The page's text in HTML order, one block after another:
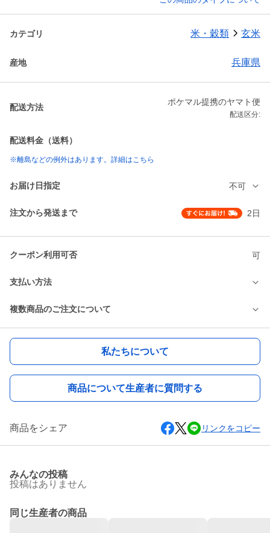
カテゴリ 米・穀類 玄米
産地 兵庫県
配送方法
ポケマル提携のヤマト便
配送区分:
配送料金（送料）
※離島などの例外はあります。詳細はこちら
お届け日指定 不可
注文から発送まで 2日
クーポン利用可否 可
支払い方法
複数商品のご注文について
私たちについて
商品について生産者に質問する
商品をシェア リンクをコピー
みんなの投稿
投稿はありません
同じ生産者の商品